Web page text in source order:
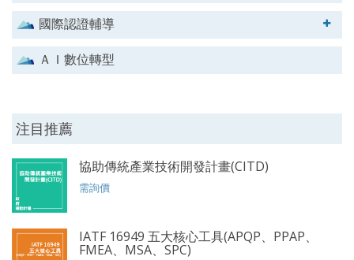
國際認證輔導
ＡＩ數位轉型
注目推薦
協助傳統產業技術開發計畫(CITD)
需詢價
IATF 16949 五大核心工具(APQP、PPAP、
FMEA、MSA、SPC)